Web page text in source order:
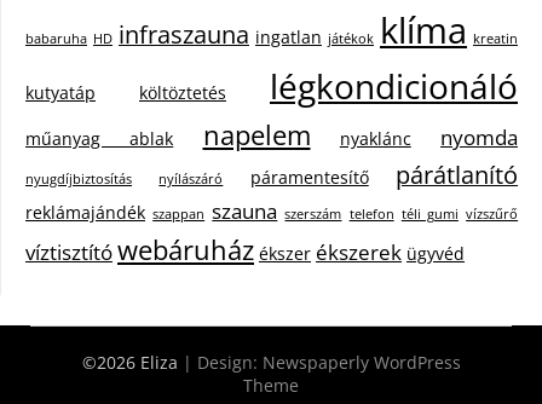
babaruha HD infraszauna ingatlan játékok klíma kreatin
kutyatáp költöztetés légkondicionáló
műanyag ablak napelem nyaklánc nyomda
nyugdíjbiztosítás nyílászáró páramentesítő párátlanító
reklámajándék szappan szauna szerszám telefon téli gumi vízszűrő
víztisztítówebáruház ékszer ékszerek ügyvéd
©2026 Eliza | Design: Newspaperly WordPress
Theme